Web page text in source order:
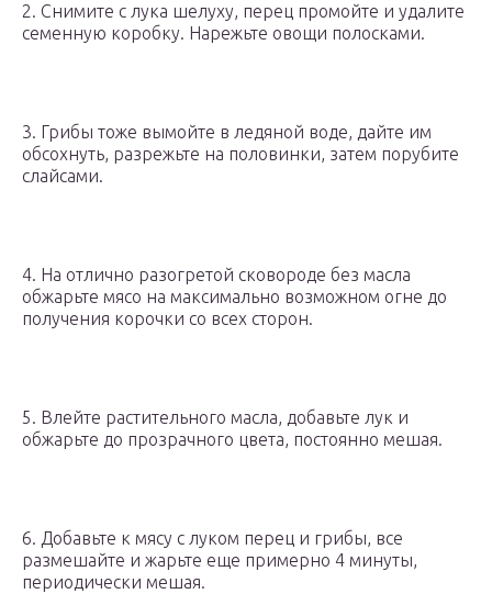
2. Снимите с лука шелуху, перец промойте и удалите
семенную коробку. Нарежьте овощи полосками.
3. Грибы тоже вымойте в ледяной воде, дайте им
обсохнуть, разрежьте на половинки, затем порубите
слайсами.
4. На отлично разогретой сковороде без масла
обжарьте мясо на максимально возможном огне до
получения корочки со всех сторон.
5. Влейте растительного масла, добавьте лук и
обжарьте до прозрачного цвета, постоянно мешая.
6. Добавьте к мясу с луком перец и грибы, все
размешайте и жарьте еще примерно 4 минуты,
периодически мешая.